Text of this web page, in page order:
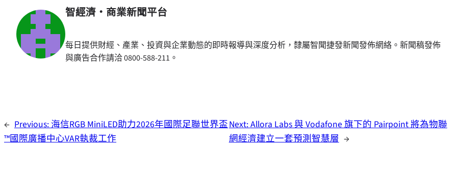
智經濟・商業新聞平台
每日提供財經、產業、投資與企業動態的即時報導與深度分析，隸屬智聞捷發新聞發佈網絡。新聞稿發佈
與廣告合作請洽 0800-588-211。
← Previous: 海信RGB MiniLED助力2026年國際足聯世界盃
™國際廣播中心VAR執裁工作
Next:Allora Labs 與 Vodafone 旗下的 Pairpoint 將為物聯
網經濟建立一套預測智慧層 →